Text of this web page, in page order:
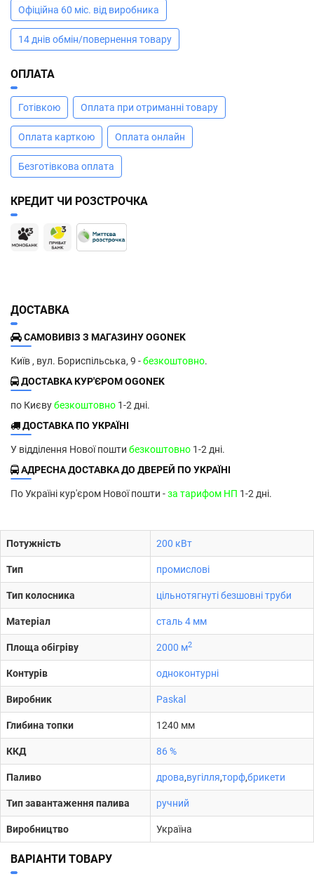
Офіційна 60 міс. від виробника
14 днів обмін/повернення товару
ОПЛАТА
Готівкою Оплата при отриманні товару
Оплата карткою Оплата онлайн
Безготівкова оплата
КРЕДИТ ЧИ РОЗСТРОЧКА
ДОСТАВКА
САМОВИВІЗ З МАГАЗИНУ OGONEK
Київ , вул. Бориспільська, 9 -безкоштовно.
ДОСТАВКА КУР'ЄРОМ OGONEK
по Києвубезкоштовно 1-2 дні.
ДОСТАВКА ПО УКРАЇНІ
У відділення Нової пошти безкоштовно 1-2 дні.
АДРЕСНА ДОСТАВКА ДО ДВЕРЕЙ ПО УКРАЇНІ
По Україні кур'єром Нової пошти -за тарифом НП 1-2 дні.
Потужність 200 кВт
Тип промислові
Тип колосника цільнотягнуті безшовні труби
Матеріал сталь 4 мм
Площа обігріву 2000 м2
Контурів одноконтурні
Виробник Paskal
Глибина топки 1240 мм
ККД 86 %
Паливо дрова,вугілля,торф,брикети
Тип завантаження палива ручний
Виробництво Україна
ВАРІАНТИ ТОВАРУ